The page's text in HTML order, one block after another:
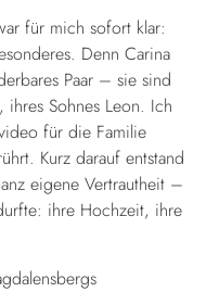
für mich sofort klar:
Denn Carina
Paar – sie sind
ihres Sohnes Leon. Ich
für die Familie
Kurz darauf entstand
eigene Vertrautheit –
ihre Hochzeit, ihre